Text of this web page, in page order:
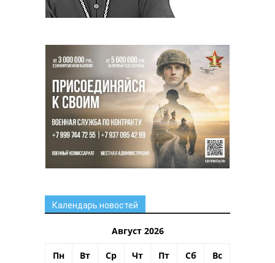
Календарь новостей
Август 2026
Пн Вт Ср Чт Пт Сб Вс